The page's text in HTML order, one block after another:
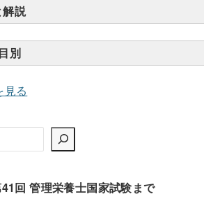
解説
別
見る
回 管理栄養士国家試験まで